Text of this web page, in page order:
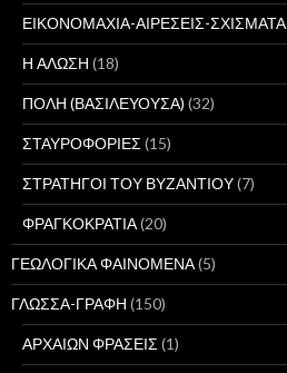
ΕΙΚΟΝΟΜΑΧΙΑ-ΑΙΡΕΣΕΙΣ-ΣΧΙΣΜΑΤΑ
Η ΑΛΩΣΗ (18)
ΠΟΛΗ (ΒΑΣΙΛΕΥΟΥΣΑ) (32)
ΣΤΑΥΡΟΦΟΡΙΕΣ (15)
ΣΤΡΑΤΗΓΟΙ ΤΟΥ ΒΥΖΑΝΤΙΟΥ(7)
ΦΡΑΓΚΟΚΡΑΤΙΑ(20)
ΓΕΩΛΟΓΙΚΑ ΦΑΙΝΟΜΕΝΑ(5)
ΓΛΩΣΣΑ-ΓΡΑΦΗ (150)
ΑΡΧΑΙΩΝ ΦΡΑΣΕΙΣ (1)